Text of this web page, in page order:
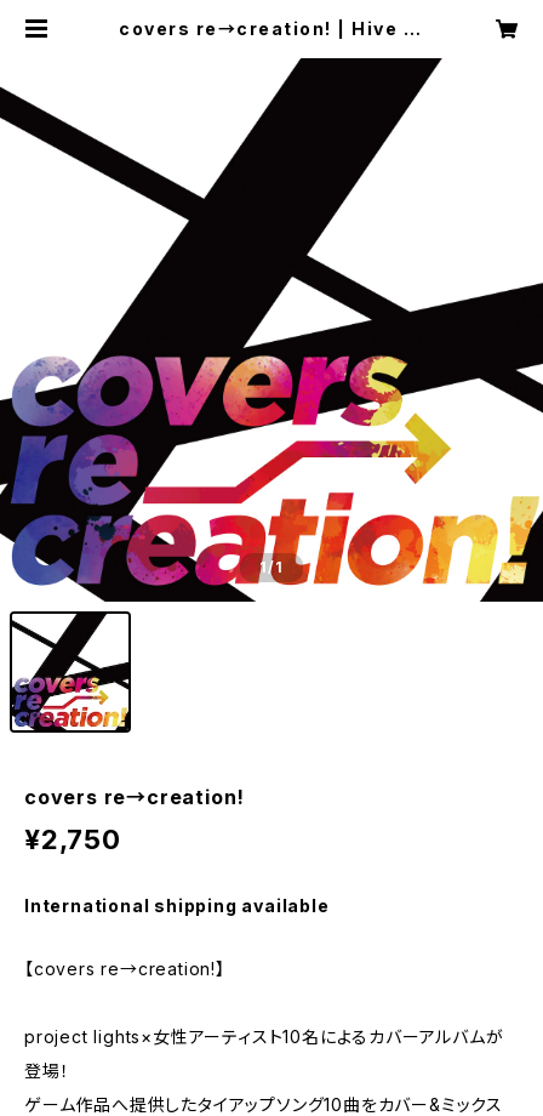
covers re→creation! | Hive Si
1/1
covers re→creation!
¥2,750
International shipping available
【covers re→creation!】
project lights×女性アーティスト10名によるカバーアルバムが
登場！
ゲーム作品へ提供したタイアップソング10曲をカバー&ミックス